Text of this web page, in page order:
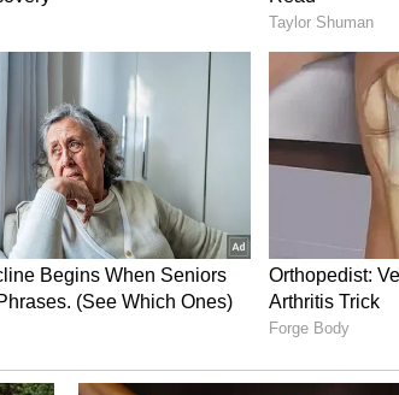
தூள் தடவி துடைக்கிறது